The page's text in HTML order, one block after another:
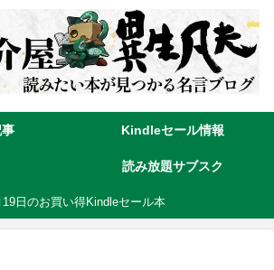
Kindleセール情報
読み放題サブスク
19日のお買い得Kindleセール本